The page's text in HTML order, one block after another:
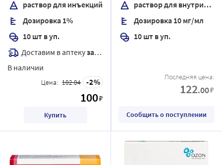
раствор для инъекций
Дозировка 1%
10 шт в уп.
Доставим в аптекузавтра
В наличии
Цена: 102.04 2
100₽
Купить
введения 2 мл ампулы 10
шт.
раствор для внутривенного и внутримышечного введения
Дозировка 10 мг/мл
10 шт в уп.
Последняя цена:
122.00₽
Сообщить о поступлении